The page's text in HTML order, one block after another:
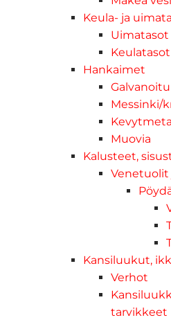
Keula- ja
Uimatasot
Keulatasot
Hankaimet
Galvanoitu
Messinki/
Muovia
Kalusteet,
Venetuolit
Kansiluukut,
Verhot
tarvikkeet